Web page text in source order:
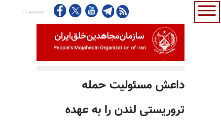
داعش مسئولیت حمله
تروریستی لندن را به عهده